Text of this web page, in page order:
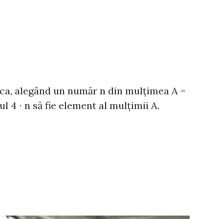
alegând un număr n din mulțimea A =
4 ⋅ n să fie element al mulțimii A.